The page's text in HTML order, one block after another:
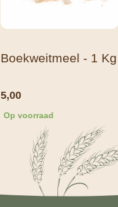
Boekweitmeel - 1 Kg
5,00
Op voorraad